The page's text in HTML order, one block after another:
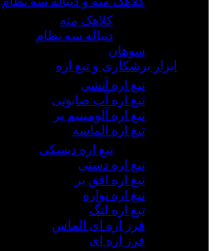
کلاهک مته
دنباله سه نظام
سوهان
ابزار برشکاری و تیغ اره
تیغ اره آتشی
تیغ اره آب صابونی
تیغ اره آلومینیم بر
تیغ اره الماسه
تیغ اره دیسکی
تیغ اره دستی
تیغ اره افق بر
تیغ اره نواره
تیغ اره لنگ
فرز اره ای الماس
فرز اره ای